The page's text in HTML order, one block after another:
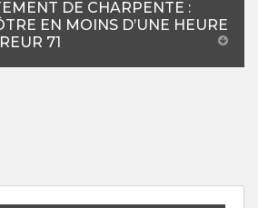
DE CHARPENTE :
EN MOINS D’UNE HEURE
71